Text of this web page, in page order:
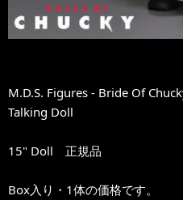
M.D.S. Figures - Bride Of
Talking Doll
15" Doll 正規品
Box入り・1体の価格です。